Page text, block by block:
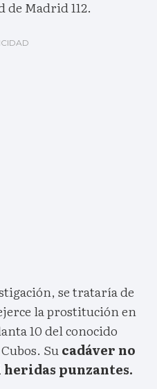
Madrid 112.
se trataría de
la prostitución en
10 del conocido
Sucadáver no
punzantes.